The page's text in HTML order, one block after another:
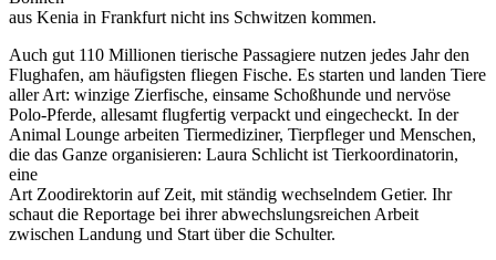
aus Kenia in Frankfurt nicht ins Schwitzen kommen.
Auch gut 110 Millionen tierische Passagiere nutzen jedes Jahr den
Flughafen, am häufigsten fliegen Fische. Es starten und landen Tiere
aller Art: winzige Zierfische, einsame Schoßhunde und nervöse
Polo-Pferde, allesamt flugfertig verpackt und eingecheckt. In der
Animal Lounge arbeiten Tiermediziner, Tierpfleger und Menschen,
die das Ganze organisieren: Laura Schlicht ist Tierkoordinatorin,
eine
Art Zoodirektorin auf Zeit, mit ständig wechselndem Getier. Ihr
schaut die Reportage bei ihrer abwechslungsreichen Arbeit
zwischen Landung und Start über die Schulter.